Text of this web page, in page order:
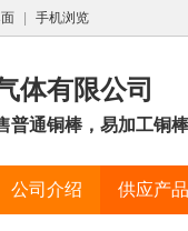
手机浏览
体有限公司
普通铜棒，易加工铜
公司介绍 供应产品